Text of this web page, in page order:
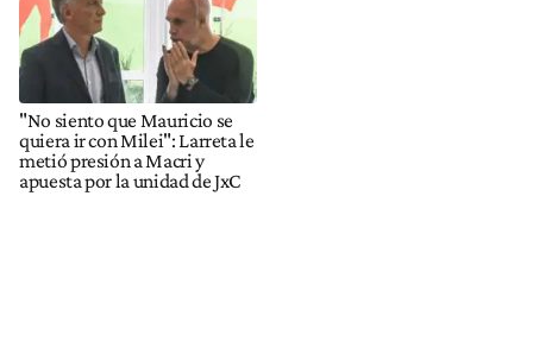
"No siento que Mauricio se
quiera ir con Milei": Larreta le
metió presión a Macri y
apuesta por la unidad de JxC